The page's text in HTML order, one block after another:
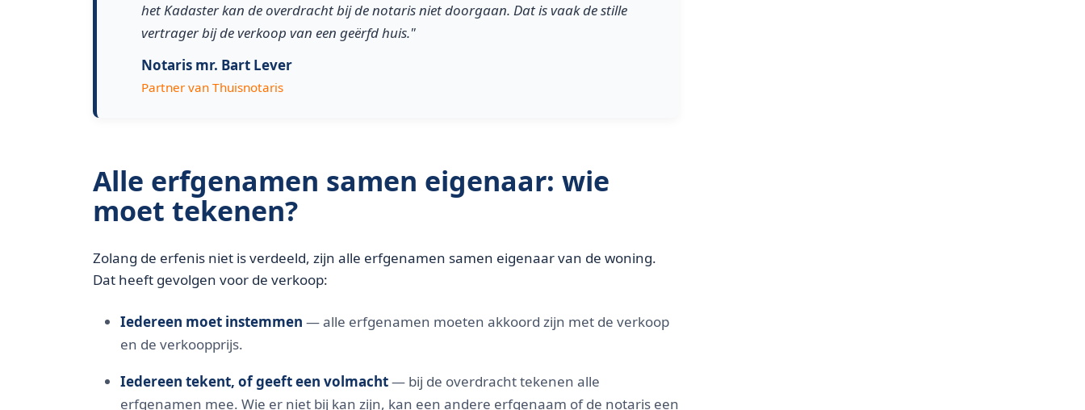
het Kadaster kan de overdracht bij de notaris niet doorgaan. Dat is vaak de stille
vertrager bij de verkoop van een geërfd huis."
Notaris mr. Bart Lever
Partner van Thuisnotaris
Alle erfgenamen samen eigenaar: wie
moet tekenen?
Zolang de erfenis niet is verdeeld, zijn alle erfgenamen samen eigenaar van de woning.
Dat heeft gevolgen voor de verkoop:
Iedereen moet instemmen — alle erfgenamen moeten akkoord zijn met de verkoop
en de verkoopprijs.
Iedereen tekent, of geeft een volmacht— bij de overdracht tekenen alle
erfgenamen mee. Wie er niet bij kan zijn, kan een andere erfgenaam of de notaris een